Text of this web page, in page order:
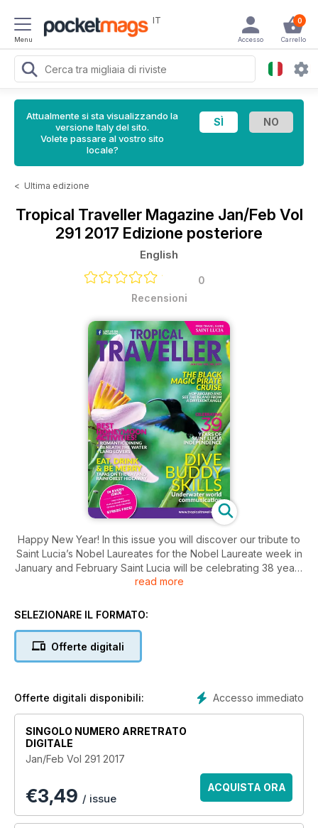
Menu
IT 0
Carrello
Accesso
Attualmente si sta visualizzando la
versione Italy del sito.
Volete passare al vostro sito
locale?
< Ultima edizione
Tropical Traveller Magazine Jan/Feb Vol
291 2017 Edizione posteriore
English
0
Recensioni
Happy New Year! In this issue you will discover our tribute to
Saint Lucia’s Nobel Laureates for the Nobel Laureate week in
January and February Saint Lucia will be celebrating 38 years
of independence! In this issue you will also find Alwyn St.
issue we have maps, guides on restaurants and tours to make
read more
SELEZIONARE IL FORMATO:
Offerte digitali
Accesso immediato
Offerte digitali disponibili:
SINGOLO NUMERO ARRETRATO
DIGITALE
Jan/Feb Vol 291 2017
€3,49 / issue
ACQUISTA ORA